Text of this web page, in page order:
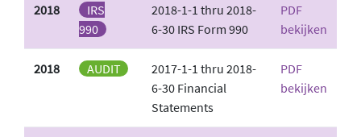
2018
IRS
990
2018-1-1 thru 2018-
6-30 IRS Form 990
PDF
bekijken
2018 AUDIT
2017-1-1 thru 2018-
6-30 Financial
Statements
PDF
bekijken